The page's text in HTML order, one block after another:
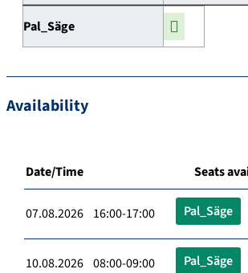
Pal_Säge
Availability
Date/Time Seats
07.08.2026 16:00-17:00 Pal_Säge
10.08.2026 08:00-09:00 Pal_Säge